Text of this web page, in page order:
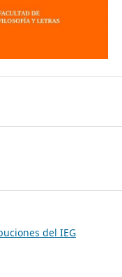
del IEG